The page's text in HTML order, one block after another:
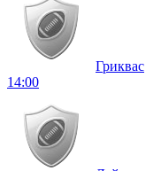
Гриквас
14:00